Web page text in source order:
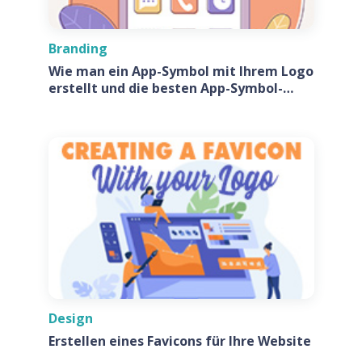
Branding
Wie man ein App-Symbol mit Ihrem Logo
erstellt und die besten App-Symbol-
Design
Erstellen eines Favicons für Ihre Website